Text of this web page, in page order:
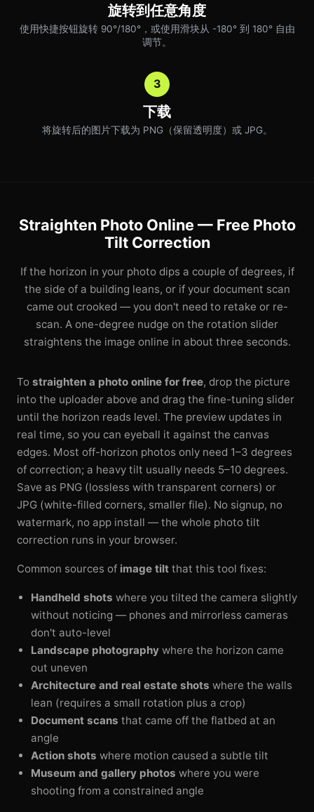
旋转到任意角度
使用快捷按钮旋转 90°/180°，或使用滑块从 -180° 到 180° 自由
调节。
3
下载
将旋转后的图片下载为 PNG（保留透明度）或 JPG。
Straighten Photo Online — Free Photo
Tilt Correction
If the horizon in your photo dips a couple of degrees, if
the side of a building leans, or if your document scan
came out crooked — you don't need to retake or re-
scan. A one-degree nudge on the rotation slider
straightens the image online in about three seconds.
To straighten a photo online for free, drop the picture
into the uploader above and drag the fine-tuning slider
until the horizon reads level. The preview updates in
real time, so you can eyeball it against the canvas
edges. Most off-horizon photos only need 1–3 degrees
of correction; a heavy tilt usually needs 5–10 degrees.
Save as PNG (lossless with transparent corners) or
JPG (white-filled corners, smaller file). No signup, no
watermark, no app install — the whole photo tilt
correction runs in your browser.
Common sources of image tilt that this tool fixes:
Handheld shots where you tilted the camera slightly
without noticing — phones and mirrorless cameras
don't auto-level
Landscape photography where the horizon came
out uneven
Architecture and real estate shots where the walls
lean (requires a small rotation plus a crop)
Document scans that came off the flatbed at an
angle
Action shots where motion caused a subtle tilt
Museum and gallery photos where you were
shooting from a constrained angle